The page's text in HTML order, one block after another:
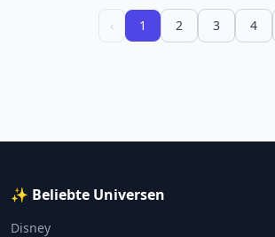
‹ 1 2 3 4
✨ Beliebte Universen
Disney